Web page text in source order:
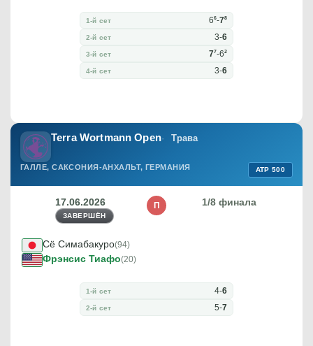
1-й сет 66-78
2-й сет 3-6
3-й сет 77-62
4-й сет 3-6
Terra Wortmann Open Трава
ГАЛЛЕ, САКСОНИЯ-АНХАЛЬТ, ГЕРМАНИЯ ATP 500
17.06.2026
ЗАВЕРШЁН
1/8 финала
П
Сё Симабакуро(94)
Фрэнсис Тиафо(20)
1-й сет 4-6
2-й сет 5-7